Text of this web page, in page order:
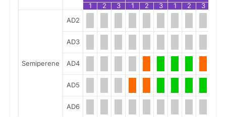
1
2 3 1 2 3 1 2 3
Semiperene
AD2
AD3
AD4
AD5
AD6